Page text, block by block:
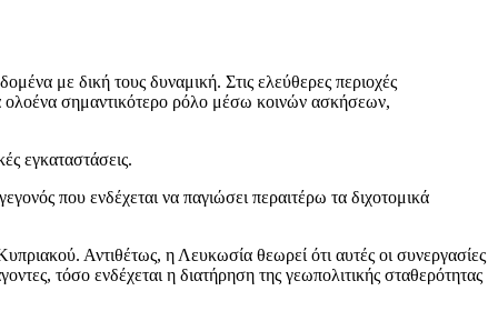
με δική τους δυναμική. Στις ελεύθερες περιοχές
ολοένα σημαντικότερο ρόλο μέσω κοινών ασκήσεων,
εγκαταστάσεις.
που ενδέχεται να παγιώσει περαιτέρω τα διχοτομικά
Αντιθέτως, η Λευκωσία θεωρεί ότι αυτές οι συνεργασίες
τόσο ενδέχεται η διατήρηση της γεωπολιτικής σταθερότητας